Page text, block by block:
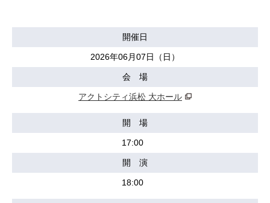
開催日
2026年06月07日（日）
会 場
アクトシティ浜松 大ホール
開 場
17:00
開 演
18:00